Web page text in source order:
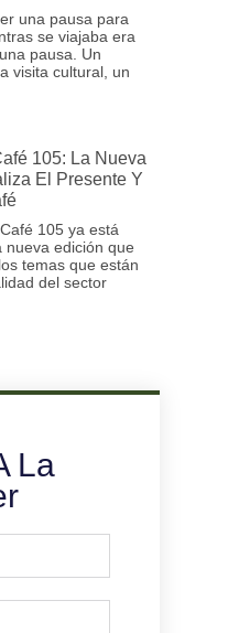
una pausa para
se viajaba era
pausa. Un
visita cultural, un
105: La Nueva
El Presente Y
105 ya está
nueva edición que
temas que están
del sector
La